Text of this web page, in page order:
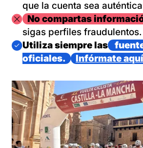
que la cuenta sea
ImagenNo compartas
sigas perfiles fraudulentos.
Imagen
Utiliza siempre las
oficiales.
Infórmate aquí